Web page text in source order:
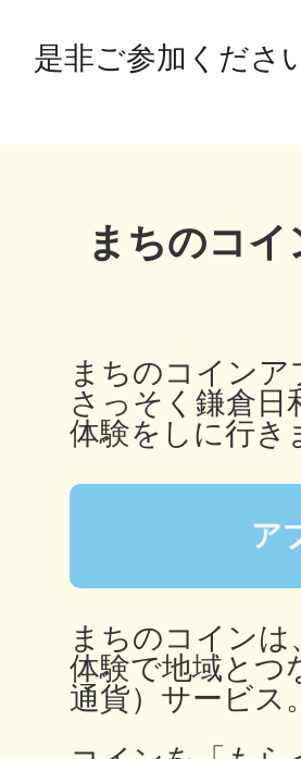
是非ご参加くださ
まちのコ
まちのコイン
さっそく鎌倉日
体験をしに行き
ア
まちのコイン
体験で地域とつ
通貨）サービス。